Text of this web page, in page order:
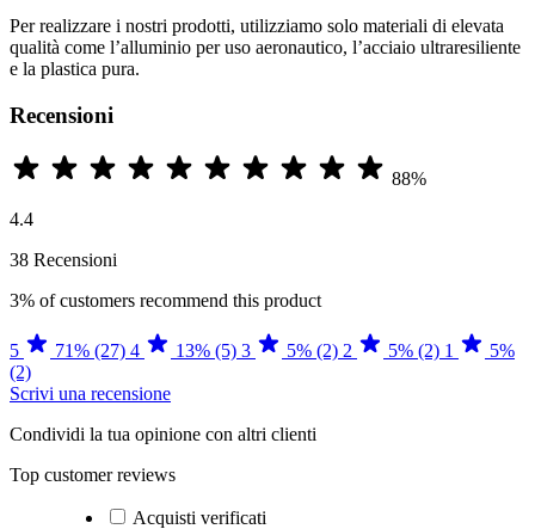
Per realizzare i nostri prodotti, utilizziamo solo materiali di elevata
qualità come l’alluminio per uso aeronautico, l’acciaio ultraresiliente
e la plastica pura.
Recensioni
88%
4.4
38 Recensioni
3% of customers recommend this product
5 71% (27) 4 13% (5) 3 5% (2) 2 5% (2) 1
5%
(2)
Scrivi una recensione
Condividi la tua opinione con altri clienti
Top customer reviews
Acquisti verificati